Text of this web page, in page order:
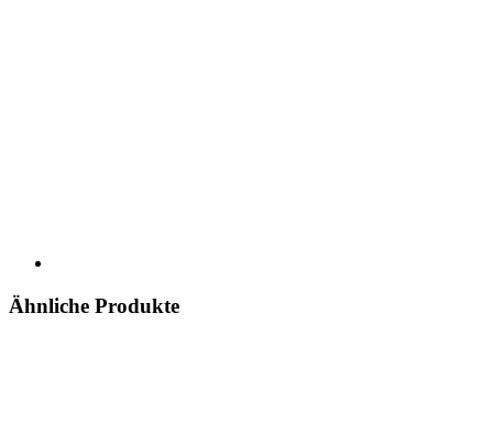
Ähnliche Produkte